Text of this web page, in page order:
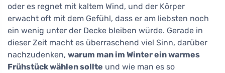
oder es regnet mit kaltem Wind, und der Körper
erwacht oft mit dem Gefühl, dass er am liebsten noch
ein wenig unter der Decke bleiben würde. Gerade in
dieser Zeit macht es überraschend viel Sinn, darüber
nachzudenken, warum man im Winter ein warmes
Frühstück wählen sollte und wie man es so